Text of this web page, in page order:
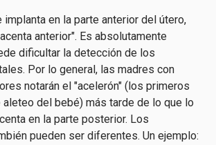
implanta en la parte anterior del útero,
anterior". Es absolutamente
dificultar la detección de los
Por lo general, las madres con
notarán el "acelerón" (los primeros
del bebé) más tarde de lo que lo
en la parte posterior. Los
pueden ser diferentes. Un ejemplo: